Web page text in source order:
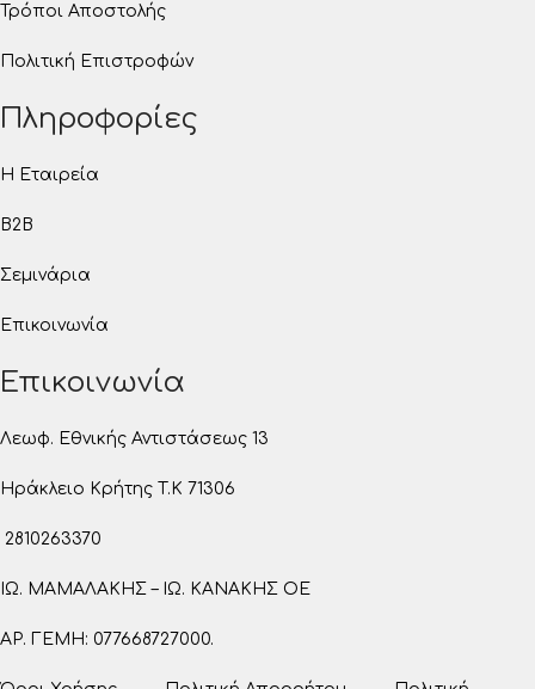
Τρόποι Αποστολής
Πολιτική Επιστροφών
Πληροφορίες
Η Εταιρεία
B2B
Σεμινάρια
Επικοινωνία
Επικοινωνία
Λεωφ. Εθνικής Αντιστάσεως 13
Ηράκλειο Κρήτης T.K 71306
2810263370
ΙΩ. ΜΑΜΑΛΑΚΗΣ – ΙΩ. ΚΑΝΑΚΗΣ ΟΕ
ΑΡ. ΓΕΜΗ: 077668727000.